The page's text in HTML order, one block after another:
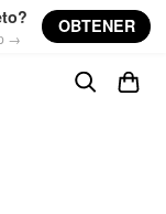
→
OBTENER